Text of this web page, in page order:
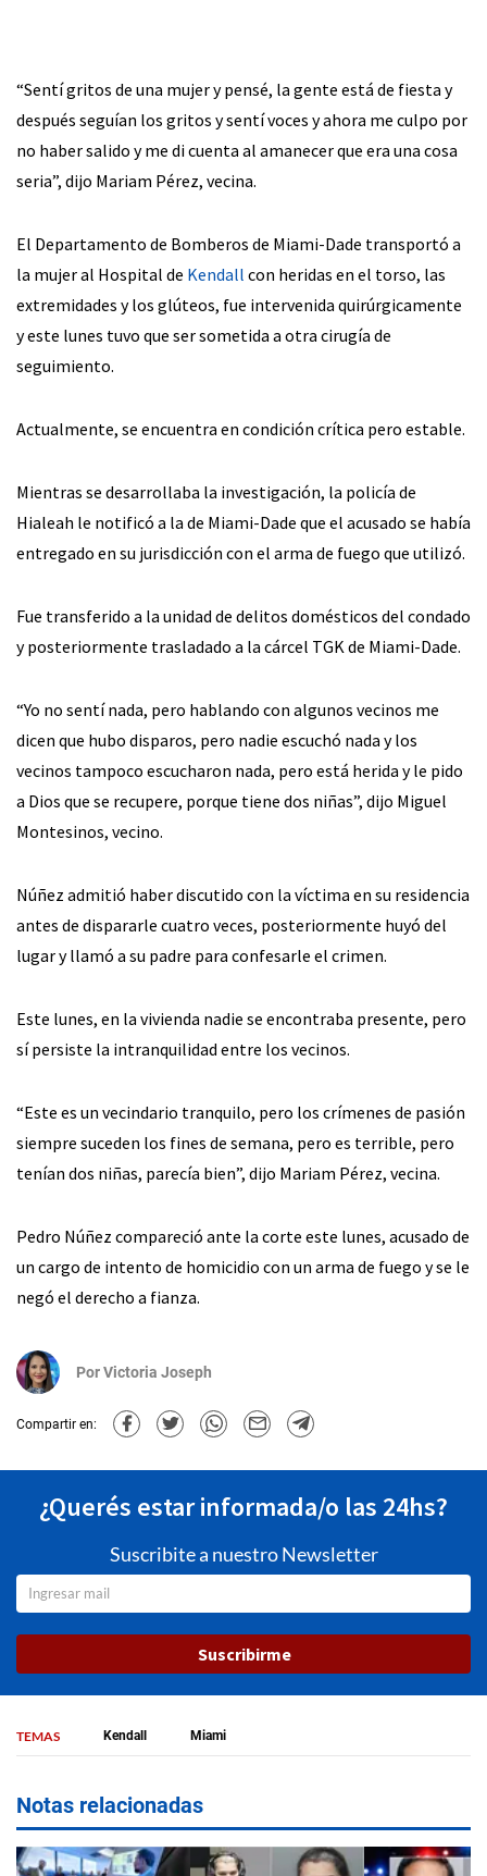
“Sentí gritos de una mujer y pensé, la gente está de fiesta y
después seguían los gritos y sentí voces y ahora me culpo por
no haber salido y me di cuenta al amanecer que era una cosa
seria”, dijo Mariam Pérez, vecina.
El Departamento de Bomberos de Miami-Dade transportó a
la mujer al Hospital de Kendall con heridas en el torso, las
extremidades y los glúteos, fue intervenida quirúrgicamente
y este lunes tuvo que ser sometida a otra cirugía de
seguimiento.
Actualmente, se encuentra en condición crítica pero estable.
Mientras se desarrollaba la investigación, la policía de
Hialeah le notificó a la de Miami-Dade que el acusado se había
entregado en su jurisdicción con el arma de fuego que utilizó.
Fue transferido a la unidad de delitos domésticos del condado
y posteriormente trasladado a la cárcel TGK de Miami-Dade.
“Yo no sentí nada, pero hablando con algunos vecinos me
dicen que hubo disparos, pero nadie escuchó nada y los
vecinos tampoco escucharon nada, pero está herida y le pido
a Dios que se recupere, porque tiene dos niñas”, dijo Miguel
Montesinos, vecino.
Núñez admitió haber discutido con la víctima en su residencia
antes de dispararle cuatro veces, posteriormente huyó del
lugar y llamó a su padre para confesarle el crimen.
Este lunes, en la vivienda nadie se encontraba presente, pero
sí persiste la intranquilidad entre los vecinos.
“Este es un vecindario tranquilo, pero los crímenes de pasión
siempre suceden los fines de semana, pero es terrible, pero
tenían dos niñas, parecía bien”, dijo Mariam Pérez, vecina.
Pedro Núñez compareció ante la corte este lunes, acusado de
un cargo de intento de homicidio con un arma de fuego y se le
negó el derecho a fianza.
PorVictoria Joseph
Compartir en:
¿Querés estar informada/o las 24hs?
Suscribite a nuestro Newsletter
Suscribirme
TEMAS Kendall Miami
Notas relacionadas